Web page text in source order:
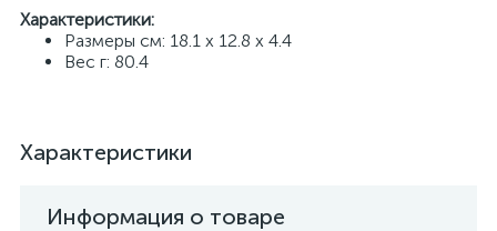
Характеристики:
Размеры см: 18.1 x 12.8 x 4.4
Вес г: 80.4
Характеристики
Информация о товаре